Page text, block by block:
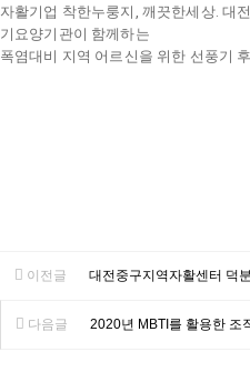
자활기업 착한누룽지, 깨끗한세상. 대
기요양기관이 함께하는
폭염대비 지역 어르신을 위한 선풍기
이전글 대전중구지역자활센터 덕
다음글 2020년 MBTI를 활용한 조